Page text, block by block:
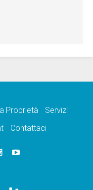
Proprietà
Servizi
Contattaci